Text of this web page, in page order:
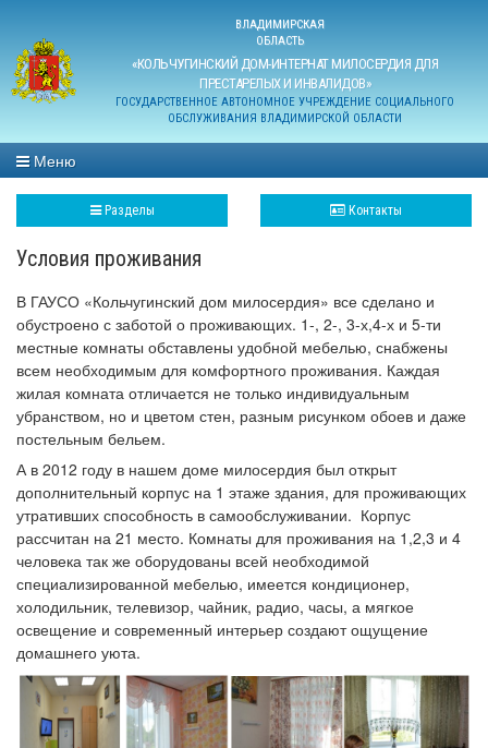
ВЛАДИМИРСКАЯ
ОБЛАСТЬ
«КОЛЬЧУГИНСКИЙ ДОМ-ИНТЕРНАТ МИЛОСЕРДИЯ ДЛЯ
ПРЕСТАРЕЛЫХ И ИНВАЛИДОВ»
ГОСУДАРСТВЕННОЕ АВТОНОМНОЕ УЧРЕЖДЕНИЕ СОЦИАЛЬНОГО
ОБСЛУЖИВАНИЯ ВЛАДИМИРСКОЙ ОБЛАСТИ
Меню
Разделы Контакты
Условия проживания
В ГАУСО «Кольчугинский дом милосердия» все сделано и
обустроено с заботой о проживающих. 1-, 2-, 3-х,4-х и 5-ти
местные комнаты обставлены удобной мебелью, снабжены
всем необходимым для комфортного проживания. Каждая
жилая комната отличается не только индивидуальным
убранством, но и цветом стен, разным рисунком обоев и даже
постельным бельем.
А в 2012 году в нашем доме милосердия был открыт
дополнительный корпус на 1 этаже здания, для проживающих
утративших способность в самообслуживании. Корпус
рассчитан на 21 место. Комнаты для проживания на 1,2,3 и 4
человека так же оборудованы всей необходимой
специализированной мебелью, имеется кондиционер,
холодильник, телевизор, чайник, радио, часы, а мягкое
освещение и современный интерьер создают ощущение
домашнего уюта.